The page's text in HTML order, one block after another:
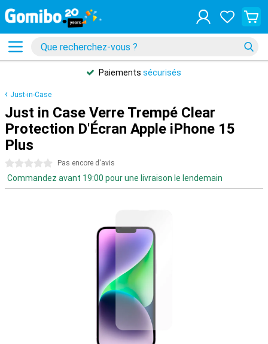
Paiements sécurisés
Just-in-Case
Just in Case Verre Trempé Clear
Protection D'Écran Apple iPhone 15
Plus
0 étoiles Pas encore d'avis
Commandez avant 19:00 pour une livraison le lendemain